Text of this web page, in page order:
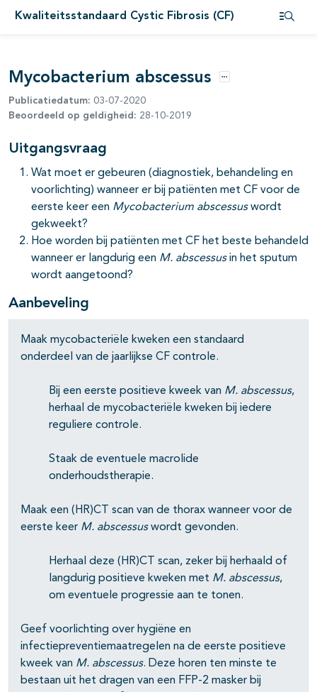
Kwaliteitsstandaard Cystic Fibrosis (CF)
Mycobacterium abscessus Opties
Publicatiedatum: 03-07-2020
Beoordeeld op geldigheid: 28-10-2019
Uitgangsvraag
Wat moet er gebeuren (diagnostiek, behandeling en
voorlichting) wanneer er bij patiënten met CF voor de
eerste keer een Mycobacterium abscessuswordt
gekweekt?
Hoe worden bij patiënten met CF het beste behandeld
wanneer er langdurig een M. abscessusin het sputum
wordt aangetoond?
Aanbeveling
Maak mycobacteriële kweken een standaard
onderdeel van de jaarlijkse CF controle.
Bij een eerste positieve kweek van M. abscessus,
herhaal de mycobacteriële kweken bij iedere
reguliere controle.
Staak de eventuele macrolide
onderhoudstherapie.
Maak een (HR)CT scan van de thorax wanneer voor de
eerste keer M. abscessuswordt gevonden.
Herhaal deze (HR)CT scan, zeker bij herhaald of
langdurig positieve kweken met M. abscessus,
om eventuele progressie aan te tonen.
Geef voorlichting over hygiëne en
infectiepreventiemaatregelen na de eerste positieve
kweek van M. abscessus. Deze horen ten minste te
bestaan uit het dragen van een FFP-2 masker bij